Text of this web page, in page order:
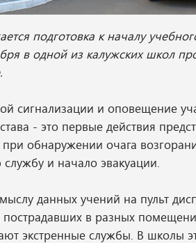
подготовка к началу
в одной из калужских школ
сигнализации и оповещение
- это первые действия
обнаружении очага
и начало эвакуации.
данных учений на пульт
в разных
экстренные службы. В школы